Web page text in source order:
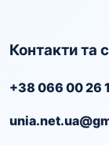
Контакти та
+38 066 00 26